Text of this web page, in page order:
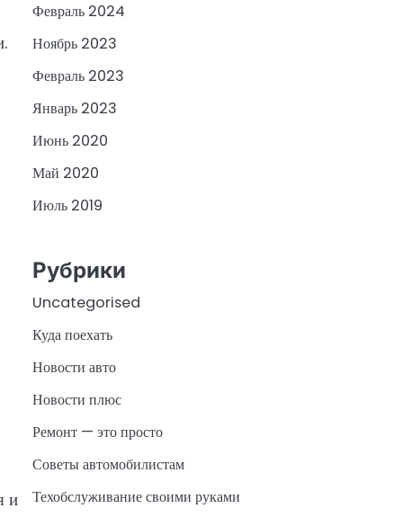
и
Февраль 2024
Ноябрь 2023
Февраль 2023
Январь 2023
Июнь 2020
Май 2020
Июль 2019
Рубрики
Uncategorised
Куда поехать
Новости авто
Новости плюс
Ремонт — это просто
Советы автомобилистам
Техобслуживание своими руками